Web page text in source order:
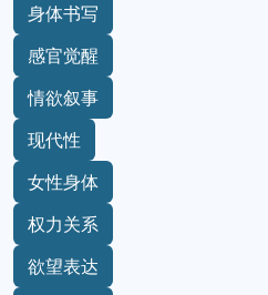
身体书写
感官觉醒
情欲叙事
现代性
女性身体
权力关系
欲望表达